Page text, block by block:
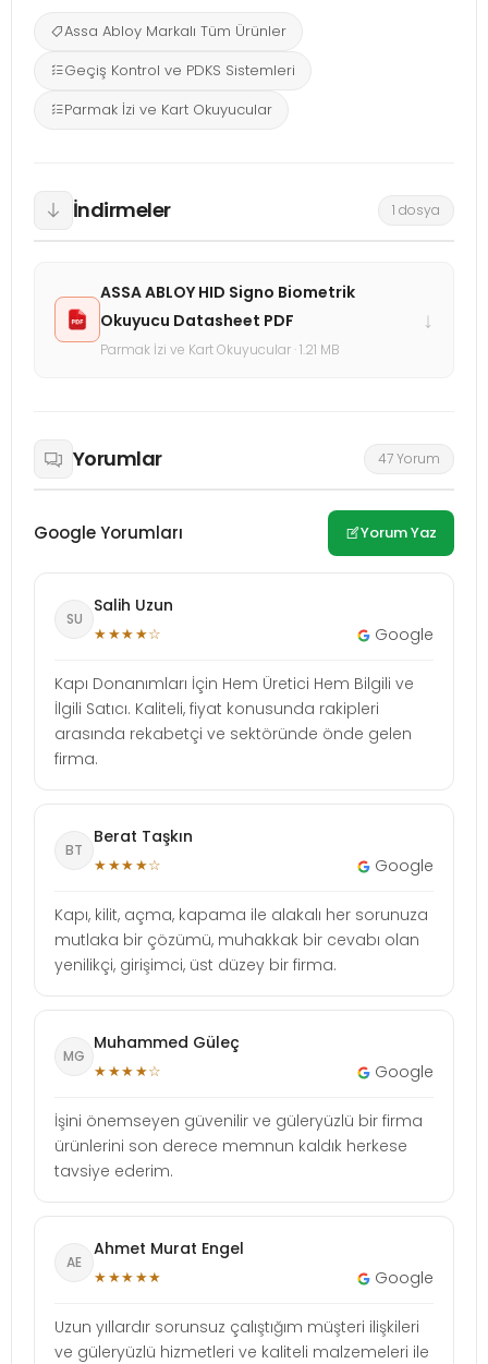
Assa Abloy Markalı Tüm Ürünler
Geçiş Kontrol ve PDKS Sistemleri
Parmak İzi ve Kart Okuyucular
İndirmeler 1 dosya
ASSA ABLOY HID Signo Biometrik
Okuyucu Datasheet PDF
Parmak İzi ve Kart Okuyucular · 1.21 MB
↓
Yorumlar 47 Yorum
Google Yorumları Yorum Yaz
SU
Salih Uzun
★★★★☆ Google
Kapı Donanımları İçin Hem Üretici Hem Bilgili ve
İlgili Satıcı. Kaliteli, fiyat konusunda rakipleri
arasında rekabetçi ve sektöründe önde gelen
firma.
BT
Berat Taşkın
★★★★☆ Google
Kapı, kilit, açma, kapama ile alakalı her sorunuza
mutlaka bir çözümü, muhakkak bir cevabı olan
yenilikçi, girişimci, üst düzey bir firma.
MG
Muhammed Güleç
★★★★☆ Google
İşini önemseyen güvenilir ve güleryüzlü bir firma
ürünlerini son derece memnun kaldık herkese
tavsiye ederim.
AE
Ahmet Murat Engel
★★★★★ Google
Uzun yıllardır sorunsuz çalıştığım müşteri ilişkileri
ve güleryüzlü hizmetleri ve kaliteli malzemeleri ile